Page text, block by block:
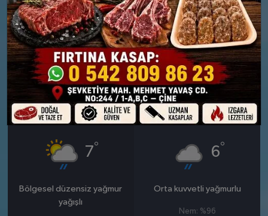
yağışlı
Nem: %73
Rüzgar: 18 km/h
Yağış Olasılığı: %89
Nem: %84
Rüzgar: 19 km/h
Yağış Olasılığı: %88
28 MART
CUMARTESI
7°
Bölgesel düzensiz yağmur
yağışlı
29 MART
PAZAR
6°
Orta kuvvetli yağmurlu
Nem: %96